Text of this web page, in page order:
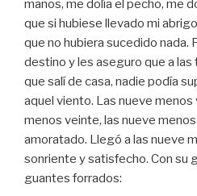
manos, me dolía el pecho, me
que si hubiese llevado mi
que no hubiera sucedido nada.
destino y les aseguro que a las
que salí de casa, nadie podía
aquel viento. Las nueve menos
menos veinte, las nueve
amoratado. Llegó a las nueve
sonriente y satisfecho. Con su
guantes forrados: